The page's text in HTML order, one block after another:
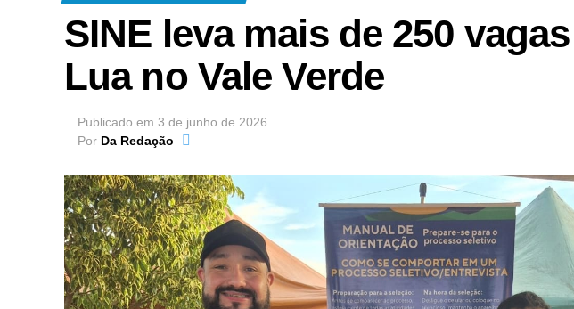
SINE leva mais de 250
Lua no Vale Verde
Publicado em 3 de junho de 2026
Por Da Redação